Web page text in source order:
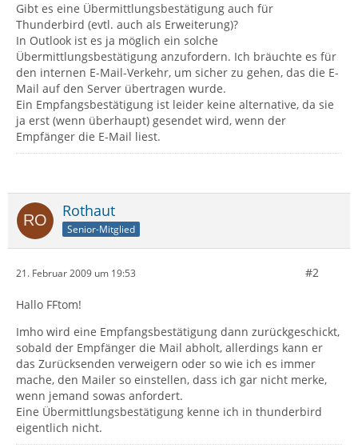
Gibt es eine Übermittlungsbestätigung auch für
Thunderbird (evtl. auch als Erweiterung)?
In Outlook ist es ja möglich ein solche
Übermittlungsbestätigung anzufordern. Ich bräuchte es für
den internen E-Mail-Verkehr, um sicher zu gehen, das die E-
Mail auf den Server übertragen wurde.
Ein Empfangsbestätigung ist leider keine alternative, da sie
ja erst (wenn überhaupt) gesendet wird, wenn der
Empfänger die E-Mail liest.
Rothaut
Senior-Mitglied
21. Februar 2009 um 19:53 #2
Hallo FFtom!
Imho wird eine Empfangsbestätigung dann zurückgeschickt,
sobald der Empfänger die Mail abholt, allerdings kann er
das Zurücksenden verweigern oder so wie ich es immer
mache, den Mailer so einstellen, dass ich gar nicht merke,
wenn jemand sowas anfordert.
Eine Übermittlungsbestätigung kenne ich in thunderbird
eigentlich nicht.